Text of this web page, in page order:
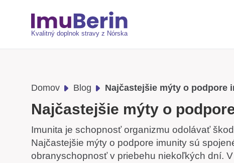
Kvalitný doplnok stravy z Nórska
Domov Blog Najčastejšie mýty o podpore
Najčastejšie mýty o
Imunita je schopnosť organizmu odolávať
Najčastejšie mýty o podpore imunity sú
obranyschopnosť v priebehu niekoľkých dní.